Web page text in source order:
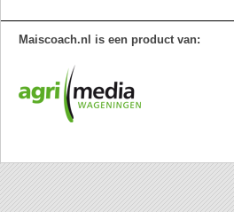
Maiscoach.nl is een product van: